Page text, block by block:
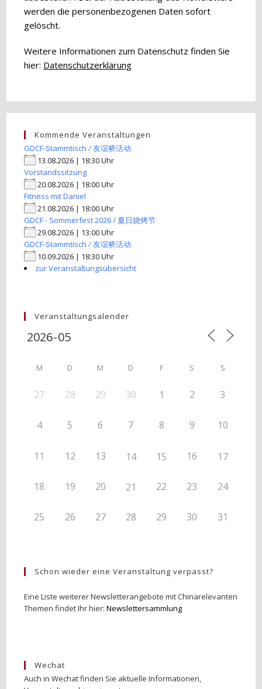
werden die personenbezogenen Daten sofort
gelöscht.
Weitere Informationen zum Datenschutz finden Sie
hier: Datenschutzerklärung
Kommende Veranstaltungen
GDCF-Stammtisch / 友谊桥活动
13.08.2026 | 18:30 Uhr
Vorstandssitzung
20.08.2026 | 18:00 Uhr
Fitness mit Daniel
21.08.2026 | 18:00 Uhr
GDCF - Sommerfest 2026 / 夏日烧烤节
29.08.2026 | 13:00 Uhr
GDCF-Stammtisch / 友谊桥活动
10.09.2026 | 18:30 Uhr
zur Veranstaltungsübersicht
Veranstaltungsalender
M D M D F S S
27 28 29 30 1 2 3
4 5 6 7 8 9 10
11 12 13 14 15 16 17
18 19 20 21 22 23 24
25 26 27 28 29 30 31
Schon wieder eine Veranstaltung verpasst?
Eine Liste weiterer Newsletterangebote mit Chinarelevanten
Themen findet Ihr hier:Newslettersammlung
Wechat
Auch in Wechat finden Sie aktuelle Informationen,